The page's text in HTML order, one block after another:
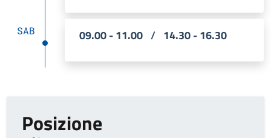
SAB 09.00 - 11.00 / 14.30 - 16.30
Posizione